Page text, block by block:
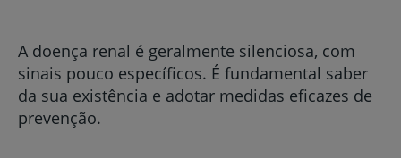
A doença renal é geralmente silenciosa, com
sinais pouco específicos. É fundamental saber
da sua existência e adotar medidas eficazes de
prevenção.